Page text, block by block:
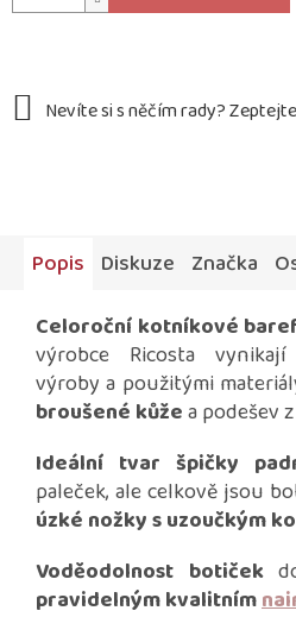
Popis Diskuze Značka
Celoroční kotníkové
výrobce Ricosta
výroby a použitými
broušené kůžea podešev
Ideální tvar špičky
paleček, ale celkově jsou
úzké nožky s uzoučkým
Voděodolnost botiček
pravidelným kvalitním